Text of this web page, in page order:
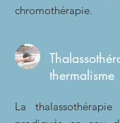
chromothérapie.
thermalisme
La